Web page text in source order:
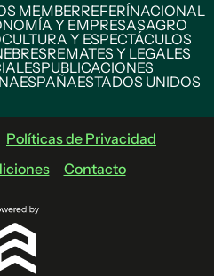
MEMBERREFERÍNACIONAL
Y EMPRESASAGRO
CULTURA Y ESPECTÁCULOS
REMATES Y LEGALES
PUBLICACIONES
ESPAÑAESTADOS UNIDOS
Políticas de Privacidad
Contacto